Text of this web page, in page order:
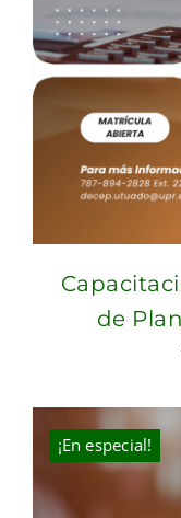
de
¡En especial!